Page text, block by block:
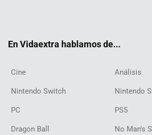
En Vidaextra hablamos de...
Cine Análisis
Nintendo Switch Nintendo
PC PS5
Dragon Ball No Man's